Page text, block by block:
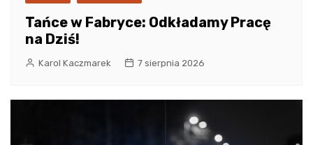
Tańce w Fabryce: Odkładamy Pracę
na Dziś!
Karol Kaczmarek 7 sierpnia 2026